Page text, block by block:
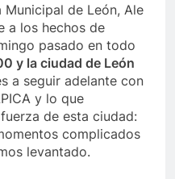
de León, Ale
a los hechos de
pasado en todo
y la ciudad de León
a seguir adelante con
y lo que
de esta ciudad:
complicados
levantado.